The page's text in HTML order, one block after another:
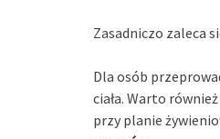
Zasadniczo zaleca
Dla osób
ciała. Warto
przy planie